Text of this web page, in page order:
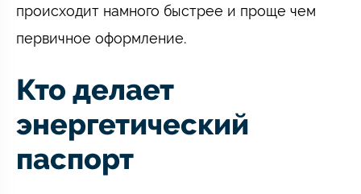
происходит намного быстрее и проще чем
первичное оформление.
Кто делает
энергетический
паспорт